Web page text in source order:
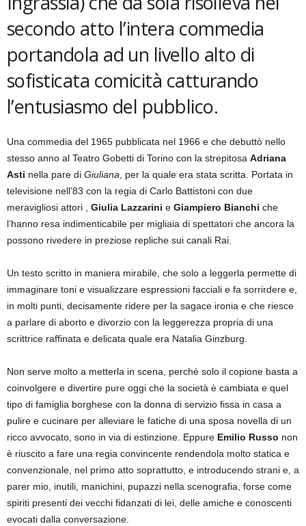
secondo atto l’intera commedia
portandola ad un livello alto di
sofisticata comicità catturando
l’entusiasmo del pubblico.
Una commedia del 1965 pubblicata nel 1966 e che debuttò nello
stesso anno al Teatro Gobetti di Torino con la strepitosa Adriana
Asti nella pare di Giuliana, per la quale era stata scritta. Portata in
televisione nell’83 con la regia di Carlo Battistoni con due
meravigliosi attori , Giulia Lazzarini e Giampiero Bianchi che
l’hanno resa indimenticabile per migliaia di spettatori che ancora la
possono rivedere in preziose repliche sui canali Rai.
Un testo scritto in maniera mirabile, che solo a leggerla permette di
immaginare toni e visualizzare espressioni facciali e fa sorrirdere e,
in molti punti, decisamente ridere per la sagace ironia e che riesce
a parlare di aborto e divorzio con la leggerezza propria di una
scrittrice raffinata e delicata quale era Natalia Ginzburg.
Non serve molto a metterla in scena, perchè solo il copione basta a
coinvolgere e divertire pure oggi che la società è cambiata e quel
tipo di famiglia borghese con la donna di servizio fissa in casa a
pulire e cucinare per alleviare le fatiche di una sposa novella di un
ricco avvocato, sono in via di estinzione. Eppure Emilio Russo non
è riuscito a fare una regia convincente rendendola molto statica e
convenzionale, nel primo atto soprattutto, e introducendo strani e, a
parer mio, inutili, manichini, pupazzi nella scenografia, forse come
spiriti presenti dei vecchi fidanzati di lei, delle amiche e conoscenti
evocati dalla conversazione.